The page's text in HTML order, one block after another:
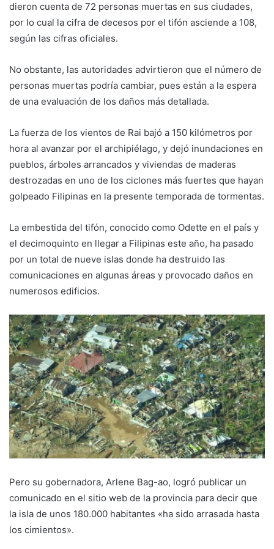
dieron cuenta de 72 personas muertas en sus ciudades,
por lo cual la cifra de decesos por el tifón asciende a 108,
según las cifras oficiales.
No obstante, las autoridades advirtieron que el número de
personas muertas podría cambiar, pues están a la espera
de una evaluación de los daños más detallada.
La fuerza de los vientos de Rai bajó a 150 kilómetros por
hora al avanzar por el archipiélago, y dejó inundaciones en
pueblos, árboles arrancados y viviendas de maderas
destrozadas en uno de los ciclones más fuertes que hayan
golpeado Filipinas en la presente temporada de tormentas.
La embestida del tifón, conocido como Odette en el país y
el decimoquinto en llegar a Filipinas este año, ha pasado
por un total de nueve islas donde ha destruido las
comunicaciones en algunas áreas y provocado daños en
numerosos edificios.
Pero su gobernadora, Arlene Bag-ao, logró publicar un
comunicado en el sitio web de la provincia para decir que
la isla de unos 180.000 habitantes «ha sido arrasada hasta
los cimientos».